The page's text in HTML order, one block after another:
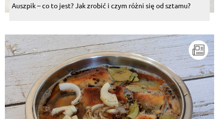
Auszpik – co to jest? Jak zrobić i czym różni się od sztamu?